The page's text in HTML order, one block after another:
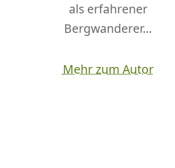
als erfahrener
Bergwanderer...
Mehr zum Autor